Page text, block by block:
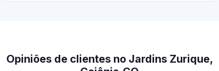
Opiniões de clientes no Jardins Zurique,